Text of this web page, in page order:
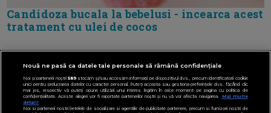
Candidoza bucala la bebelusi - incearca acest
tratament cu ulei de cocos
📻 RADIO: LIFESTYLE DESPRECOPII
Nouă ne pasă ca datele tale personale să rămână confidențiale
Noi și partenerii noștri589stocăm și/sau accesăm informații pe dispozitivul dvs., precum identificatorii cookie
unici pentru prelucrarea datelor cu caracter personal. Puteți accepta sau gestiona preferințele dvs. făcând clic
mai jos, respectiv vă puteți opune utilizării unui interes legitim în orice moment pe pagina cu politica de
confidențialitate. Aceste alegeri vor fi raportate partenerilor noștri și nu vă vor afecta navigarea.
Mai multe
detalii
Noi si partenerii nostri (retelele de socializare si agentiile de publicitate partenere, precum si furnizorii nostri de